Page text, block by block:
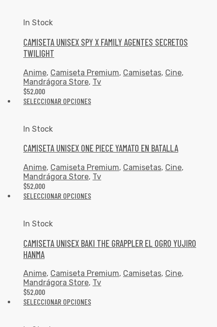
In Stock
CAMISETA UNISEX SPY X FAMILY AGENTES SECRETOS
TWILIGHT
Anime, Camiseta Premium, Camisetas, Cine,
Mandrágora Store, Tv
$52,000
SELECCIONAR OPCIONES
In Stock
CAMISETA UNISEX ONE PIECE YAMATO EN BATALLA
Anime, Camiseta Premium, Camisetas, Cine,
Mandrágora Store, Tv
$52,000
SELECCIONAR OPCIONES
In Stock
CAMISETA UNISEX BAKI THE GRAPPLER EL OGRO YUJIRO
HANMA
Anime, Camiseta Premium, Camisetas, Cine,
Mandrágora Store, Tv
$52,000
SELECCIONAR OPCIONES